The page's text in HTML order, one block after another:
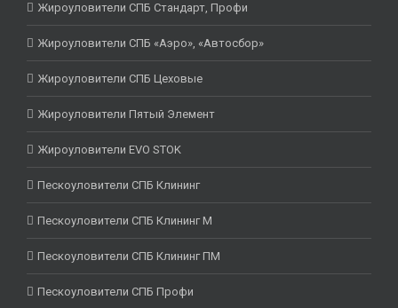
Жироуловители СПБ Стандарт, Профи
Жироуловители СПБ «Аэро», «Автосбор»
Жироуловители СПБ Цеховые
Жироуловители Пятый Элемент
Жироуловители EVO STOK
Пескоуловители СПБ Клининг
Пескоуловители СПБ Клининг М
Пескоуловители СПБ Клининг ПМ
Пескоуловители СПБ Профи